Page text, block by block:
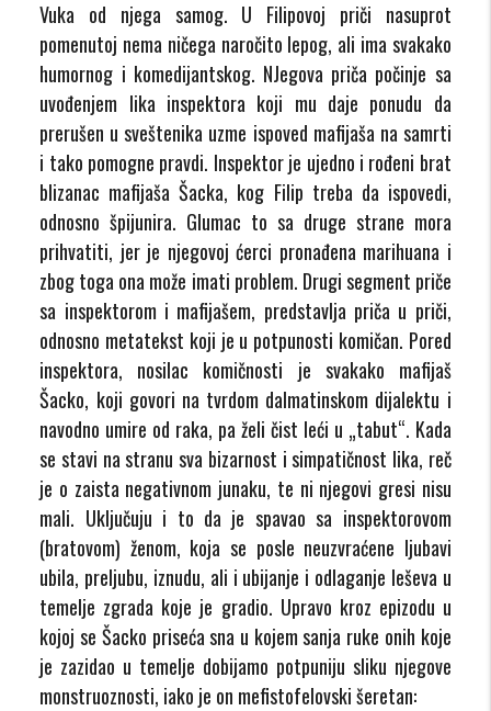
Vuka od njega samog. U Filipovoj priči nasuprot
pomenutoj nema ničega naročito lepog, ali ima svakako
humornog i komedijantskog. NJegova priča počinje sa
uvođenjem lika inspektora koji mu daje ponudu da
prerušen u sveštenika uzme ispoved mafijaša na samrti
i tako pomogne pravdi. Inspektor je ujedno i rođeni brat
blizanac mafijaša Šacka, kog Filip treba da ispovedi,
odnosno špijunira. Glumac to sa druge strane mora
prihvatiti, jer je njegovoj ćerci pronađena marihuana i
zbog toga ona može imati problem. Drugi segment priče
sa inspektorom i mafijašem, predstavlja priča u priči,
odnosno metatekst koji je u potpunosti komičan. Pored
inspektora, nosilac komičnosti je svakako mafijaš
Šacko, koji govori na tvrdom dalmatinskom dijalektu i
navodno umire od raka, pa želi čist leći u „tabut“. Kada
se stavi na stranu sva bizarnost i simpatičnost lika, reč
je o zaista negativnom junaku, te ni njegovi gresi nisu
mali. Uključuju i to da je spavao sa inspektorovom
(bratovom) ženom, koja se posle neuzvraćene ljubavi
ubila, preljubu, iznudu, ali i ubijanje i odlaganje leševa u
temelje zgrada koje je gradio. Upravo kroz epizodu u
kojoj se Šacko priseća sna u kojem sanja ruke onih koje
je zazidao u temelje dobijamo potpuniju sliku njegove
monstruoznosti, iako je on mefistofelovski šeretan: